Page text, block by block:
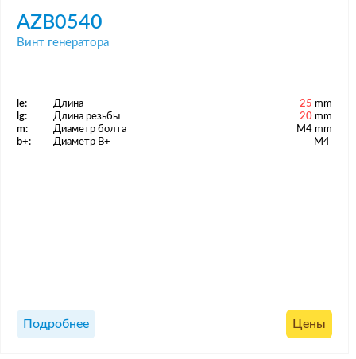
AZB0540
Винт генератора
le: Длина 25 mm
lg:
Длина резьбы 20 mm
m:
Диаметр болта
M4 mm
b+:
Диаметр B+ M4
Подробнее Цены